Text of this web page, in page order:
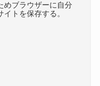
めブラウザーに自分
トを保存する。